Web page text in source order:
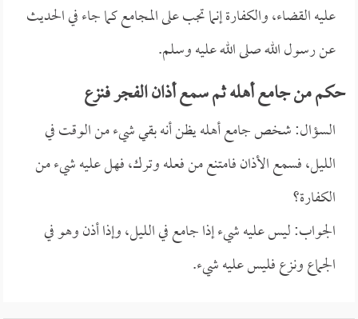
عليه القضاء، والكفارة إنما تجب على المجامع كما جاء في الحديث
عن رسول الله صلى الله عليه وسلم.
حكم من جامع أهله ثم سمع أذان الفجر فنزع
السؤال: شخص جامع أهله يظن أنه بقي شيء من الوقت في
الليل، فسمع الأذان فامتنع من فعله وترك، فهل عليه شيء من
الكفارة؟
الجواب: ليس عليه شيء إذا جامع في الليل، وإذا أذن وهو في
الجماع ونزع فليس عليه شيء.